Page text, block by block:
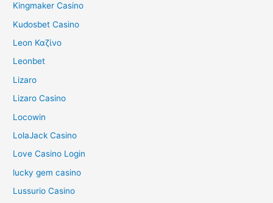
Kingmaker Casino
Kudosbet Casino
Leon Καζίνο
Leonbet
Lizaro
Lizaro Casino
Locowin
LolaJack Casino
Love Casino Login
lucky gem casino
Lussurio Casino